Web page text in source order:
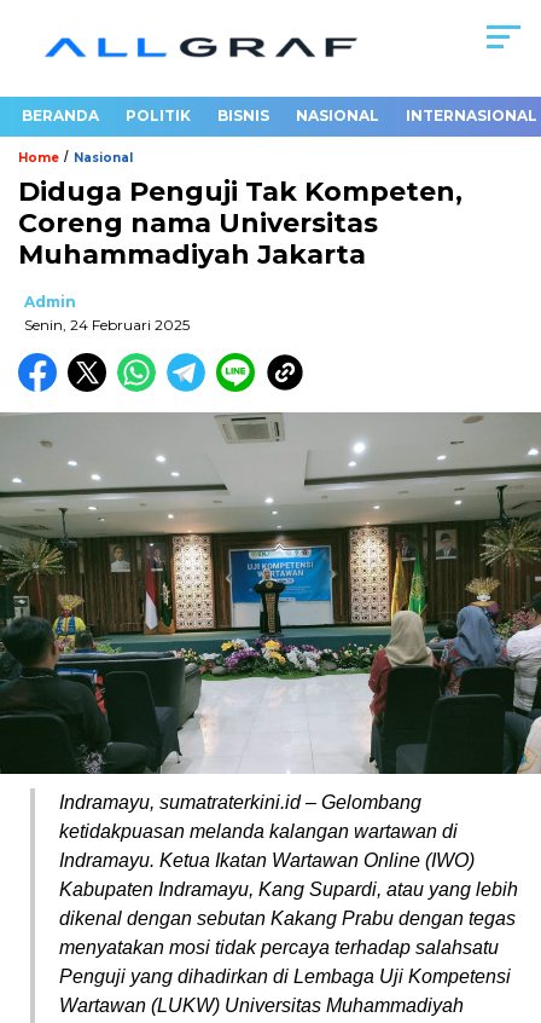
BERANDA POLITIK BISNIS NASIONAL INTERNASIONAL
Home / Nasional
Diduga Penguji Tak Kompeten,
Coreng nama Universitas
Muhammadiyah Jakarta
Admin
Senin, 24 Februari 2025
Indramayu, sumatraterkini.id – Gelombang
ketidakpuasan melanda kalangan wartawan di
Indramayu. Ketua Ikatan Wartawan Online (IWO)
Kabupaten Indramayu, Kang Supardi, atau yang lebih
dikenal dengan sebutan Kakang Prabu dengan tegas
menyatakan mosi tidak percaya terhadap salahsatu
Penguji yang dihadirkan di Lembaga Uji Kompetensi
Wartawan (LUKW) Universitas Muhammadiyah